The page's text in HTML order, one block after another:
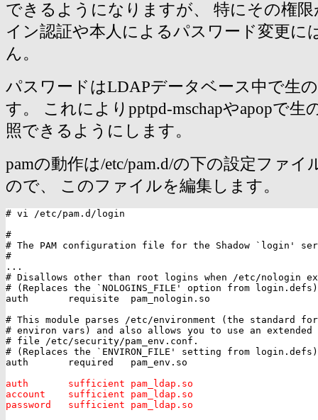
できるようになりますが、 特にその権
イン認証や本人によるパスワード変更に
ん。
パスワードはLDAPデータベース中で生
す。 これによりpptpd-mschapやapopで生
照できるようにします。
pamの動作は/etc/pam.d/の下の設定ファ
ので、 このファイルを編集します。
# vi /etc/pam.d/login
#
# The PAM configuration file for the Shadow `login'
#
...
# Disallows other than root logins when /etc/nologin
# (Replaces the `NOLOGINS_FILE' option from login.defs)
auth       requisite  pam_nologin.so
# This module parses /etc/environment (the standard
# environ vars) and also allows you to use an extended
# file /etc/security/pam_env.conf.
# (Replaces the `ENVIRON_FILE' setting from login.defs)
auth       required   pam_env.so
auth       sufficient pam_ldap.so
account    sufficient pam_ldap.so
password   sufficient pam_ldap.so